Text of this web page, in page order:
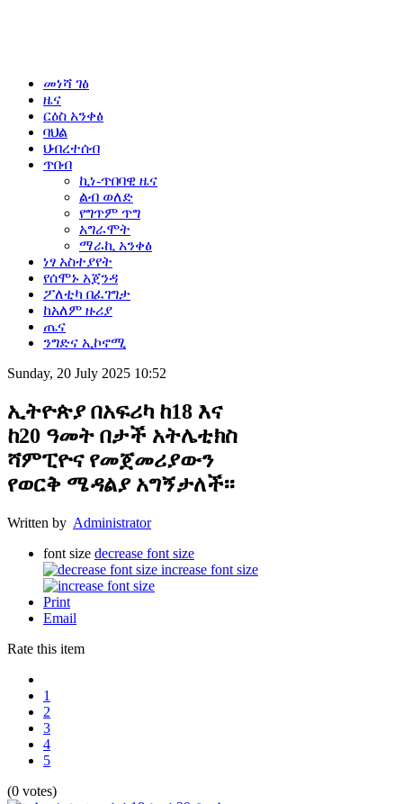
መነሻ ገፅ
ዜና
ርዕስ አንቀፅ
ባህል
ህብረተሰብ
ጥበብ
ኪነ-ጥበባዊ ዜና
ልብ ወለድ
የግጥም ጥግ
አግራሞት
ማራኪ አንቀፅ
ነፃ አስተያየት
የሰሞኑ አጀንዳ
ፖለቲካ በፈገግታ
ከአለም ዙሪያ
ጤና
ንግድና ኢኮኖሚ
Sunday, 20 July 2025 10:52
ኢትዮጵያ በአፍሪካ ከ18 እና
ከ20 ዓመት በታች አትሌቲክስ
ሻምፒዮና የመጀመሪያውን
የወርቅ ሜዳልያ አግኝታለች፡፡
Written by Administrator
font size decrease font size
increase font size
Print
Email
Rate this item
1
2
3
4
5
(0 votes)